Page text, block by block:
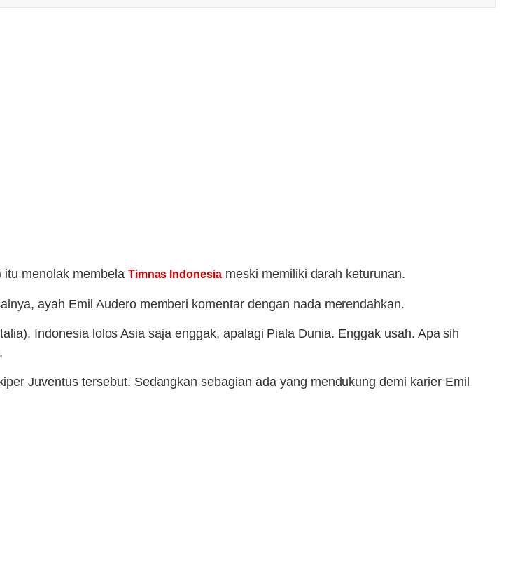
itu menolak membela Timnas Indonesia meski memiliki darah keturunan.
ayah Emil Audero memberi komentar dengan nada merendahkan.
Indonesia lolos Asia saja enggak, apalagi Piala Dunia. Enggak usah. Apa sih
Juventus tersebut. Sedangkan sebagian ada yang mendukung demi karier Emil